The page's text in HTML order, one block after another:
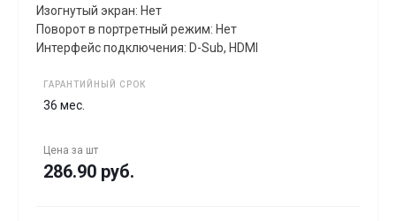
Изогнутый экран: Нет
Поворот в портретный режим: Нет
Интерфейс подключения: D-Sub, HDMI
ГАРАНТИЙНЫЙ СРОК
36 мес.
Цена за шт
286.90 руб.